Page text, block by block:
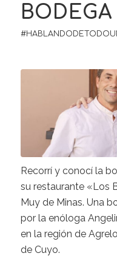
Recorrí y conocí la
su restaurante «Los
Muy de Minas. Una
por la enóloga
en la región de
de Cuyo.